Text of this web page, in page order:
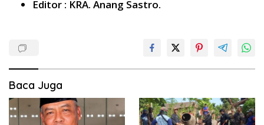
Editor : KRA. Anang Sastro.
Baca Juga